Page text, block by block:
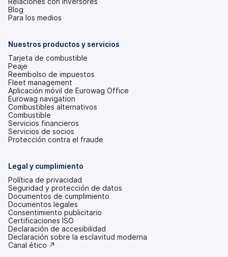
(se
abre
pestaña
Blog
Para los medios
Nuestros productos y servicios
Tarjeta de combustible
Peaje
Reembolso de impuestos
Fleet management
Aplicación móvil de Eurowag Office
Eurowag navigation
Combustibles alternativos
Combustible
Servicios financieros
Servicios de socios
Protección contra el fraude
Legal y cumplimiento
Política de privacidad
Seguridad y protección de datos
Documentos de cumplimiento
Documentos legales
Consentimiento publicitario
Certificaciones ISO
Declaración de accesibilidad
(se
abre
Declaración sobre la esclavitud moderna
(se
Canal ético ↗